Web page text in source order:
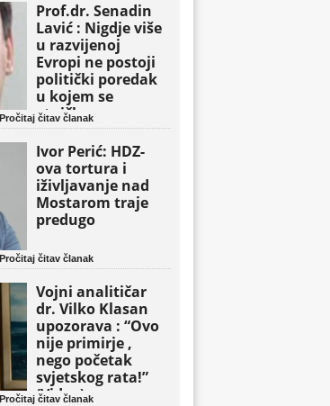
Prof.dr. Senadin
Lavić : Nigdje više
u razvijenoj
Evropi ne postoji
politički poredak
u kojem se
etničke grupe
pojavljuju kao
osnovne političke
jedinice
Pročitaj čitav članak
Ivor Perić: HDZ-
ova tortura i
iživljavanje nad
Mostarom traje
predugo
Pročitaj čitav članak
Vojni analitičar
dr. Vilko Klasan
upozorava : “Ovo
nije primirje ,
nego početak
svjetskog rata!”
(Video)
Pročitaj čitav članak